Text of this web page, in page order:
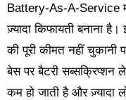
Battery-As-A-Service
ज़्यादा किफायती बनाना
की पूरी कीमत नहीं
बेस पर बैटरी
कम हो जाती है और ज़्यादा